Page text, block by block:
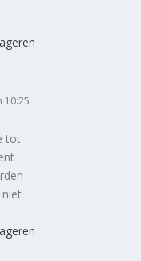
10:25
tot